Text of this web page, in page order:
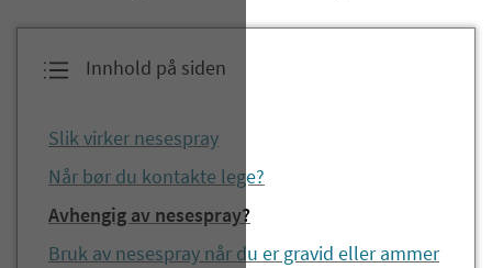
Innhold på siden
Slik virker nesespray
Når bør du kontakte lege?
Avhengig av nesespray?
Bruk av nesespray når du er gravid eller ammer